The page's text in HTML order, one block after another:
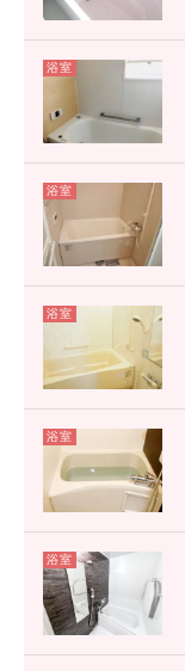
浴室
浴室
浴室
浴室
浴室